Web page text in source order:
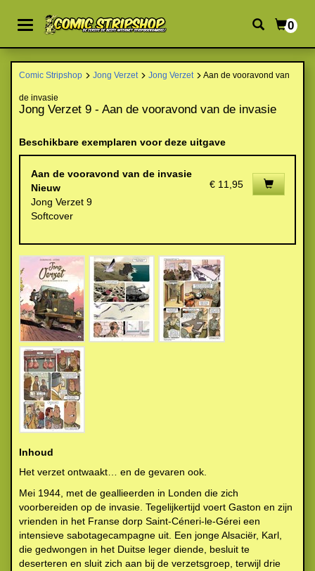
0
Comic Stripshop Jong Verzet Jong Verzet Aan de vooravond van
de invasie
Jong Verzet 9 - Aan de vooravond van de invasie
Beschikbare exemplaren voor deze uitgave
Aan de vooravond van de invasie
Nieuw
Jong Verzet 9
Softcover
€ 11,95
Inhoud
Het verzet ontwaakt… en de gevaren ook.
Mei 1944, met de geallieerden in Londen die zich
voorbereiden op de invasie. Tegelijkertijd voert Gaston en zijn
vrienden in het Franse dorp Saint-Céneri-le-Gérei een
intensieve sabotagecampagne uit. Een jonge Alsaciër, Karl,
die gedwongen in het Duitse leger diende, besluit te
deserteren en sluit zich aan bij de verzetsgroep, terwijl drie